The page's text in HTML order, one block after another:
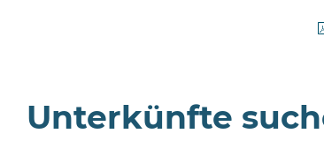
Unterkünfte